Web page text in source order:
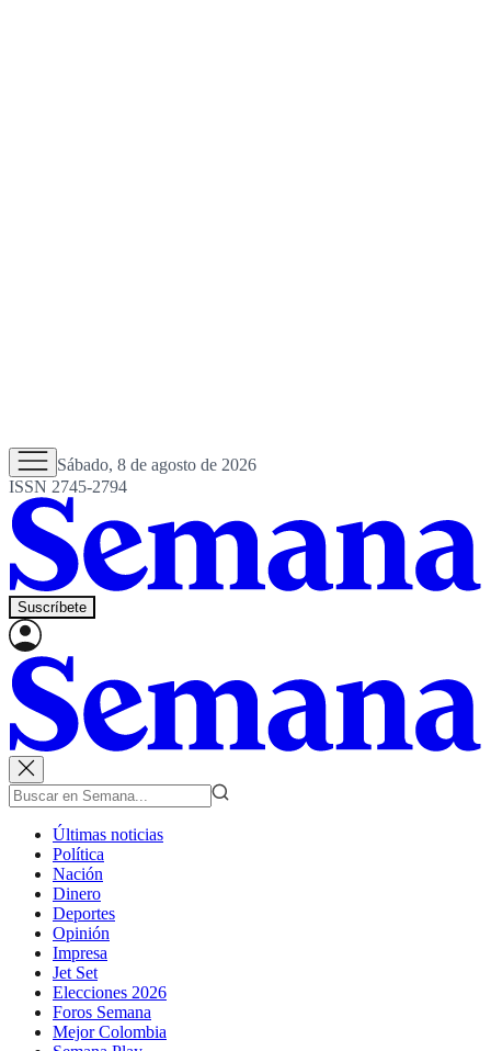
Sábado, 8 de agosto de 2026
ISSN 2745-2794
Suscríbete
Últimas noticias
Política
Nación
Dinero
Deportes
Opinión
Impresa
Jet Set
Elecciones 2026
Foros Semana
Mejor Colombia